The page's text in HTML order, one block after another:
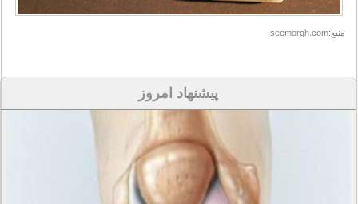
منبع:seemorgh.com
پیشنهاد امروز